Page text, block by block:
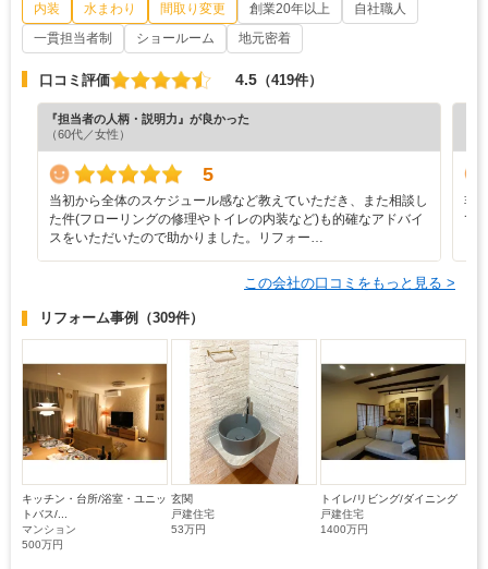
内装 水まわり 間取り変更 創業20年以上
自社職人
一貫担当者制
ショールーム 地元密着
口コミ評価 4.5 （419件）
『担当者の人柄・説明力』が良かった
（60代／女性）
5
当初から全体のスケジュール感など教えていただき、また相談し
た件(フローリングの修理やトイレの内装など)も的確なアドバイ
スをいただいたので助かりました。リフォー…
非
て
この会社の口コミをもっと見る >
リフォーム事例 （309件）
キッチン・台所/浴室・ユニッ
トバス/...
マンション
500万円
玄関
戸建住宅
53万円
トイレ/リビング/ダイニング
戸建住宅
1400万円